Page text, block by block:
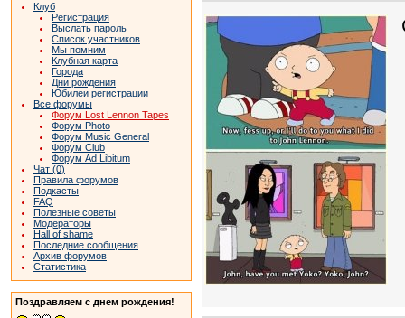
Клуб
Регистрация
Выслать пароль
Список участников
Мы помним
Клубная карта
Города
Дни рождения
Юбилеи регистрации
Все форумы
Форум Lost Lennon Tapes
Форум Photo
Форум Music General
Форум Club
Форум Ad Libitum
Чат (0)
Правила форумов
Подкасты
FAQ
Полезные советы
Модераторы
Hall of shame
Последние сообщения
Архив форумов
Статистика
Поздравляем с днем рождения!